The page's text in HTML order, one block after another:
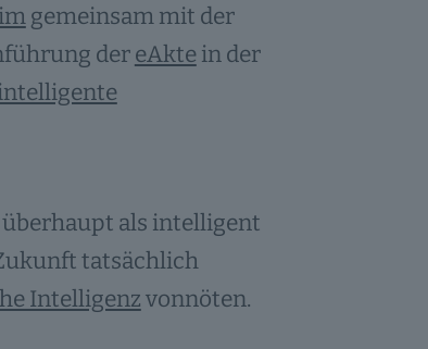
gemeinsam mit der
dereAktein der
als intelligent
tatsächlich
Intelligenzvonnöten.